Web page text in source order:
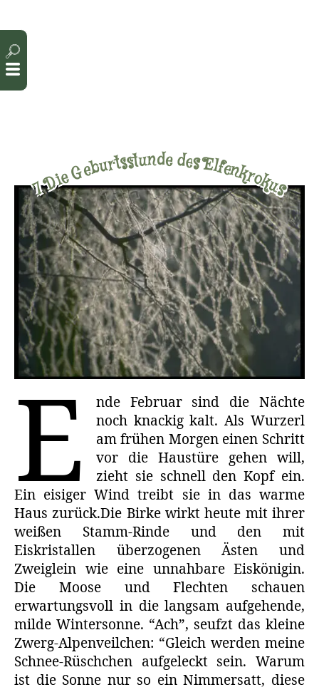
7DieGeburtsstundedesElfenkrokus
E
nde Februar sind die Nächte
noch knackig kalt. Als Wurzerl
am frühen Morgen einen Schritt
vor die Haustüre gehen will,
zieht sie schnell den Kopf ein.
Ein eisiger Wind treibt sie in das warme
Haus zurück.Die Birke wirkt heute mit ihrer
weißen Stamm-Rinde und den mit
Eiskristallen überzogenen Ästen und
Zweiglein wie eine unnahbare Eiskönigin.
Die Moose und Flechten schauen
erwartungsvoll in die langsam aufgehende,
milde Wintersonne. “Ach”, seufzt das kleine
Zwerg-Alpenveilchen: “Gleich werden meine
Schnee-Rüschchen aufgeleckt sein. Warum
ist die Sonne nur so ein Nimmersatt, diese